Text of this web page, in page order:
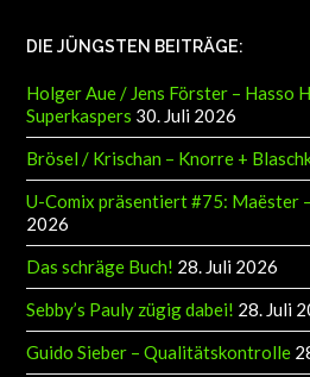
DIE JÜNGSTEN BEITRÄGE:
Holger Aue / Jens Förster – Hasso
Superkaspers 30. Juli 2026
Brösel / Krischan – Knorre +
U-Comix präsentiert #75: Maëster
2026
Das schräge Buch! 28. Juli 2026
Sebby’s Pauly zügig dabei! 28. Juli
Guido Sieber – Qualitätskontrolle